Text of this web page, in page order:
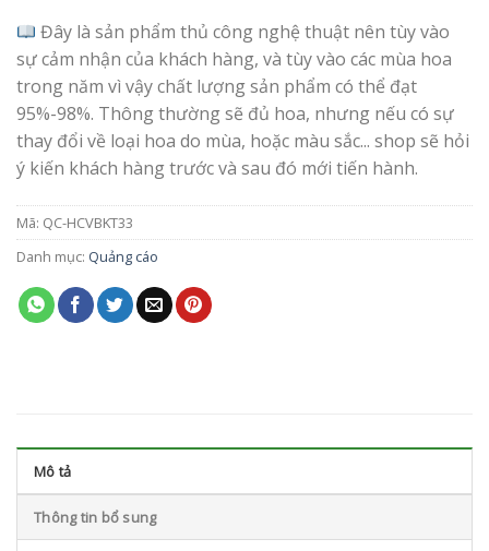
Đây là sản phẩm thủ công nghệ thuật nên tùy vào
sự cảm nhận của khách hàng, và tùy vào các mùa hoa
trong năm vì vậy chất lượng sản phẩm có thể đạt
95%-98%. Thông thường sẽ đủ hoa, nhưng nếu có sự
thay đổi về loại hoa do mùa, hoặc màu sắc... shop sẽ hỏi
ý kiến khách hàng trước và sau đó mới tiến hành.
Mã: QC-HCVBKT33
Danh mục: Quảng cáo
Mô tả
Thông tin bổ sung